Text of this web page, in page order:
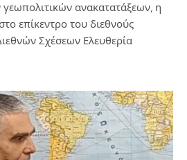
ανακατατάξεων, η
επίκεντρο του διεθνούς
Σχέσεων Ελευθερία